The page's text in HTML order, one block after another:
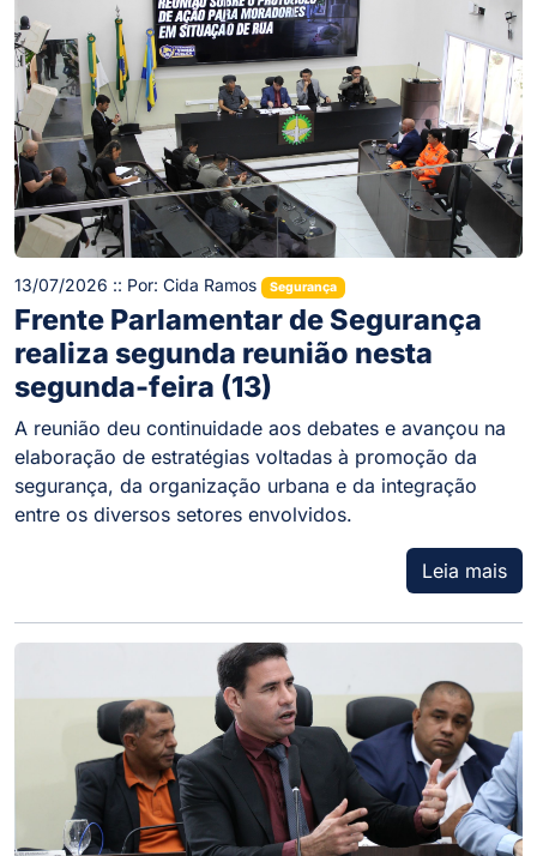
13/07/2026 :: Por: Cida Ramos Segurança
Frente Parlamentar de Segurança
realiza segunda reunião nesta
segunda-feira (13)
A reunião deu continuidade aos debates e avançou na
elaboração de estratégias voltadas à promoção da
segurança, da organização urbana e da integração
entre os diversos setores envolvidos.
Leia mais